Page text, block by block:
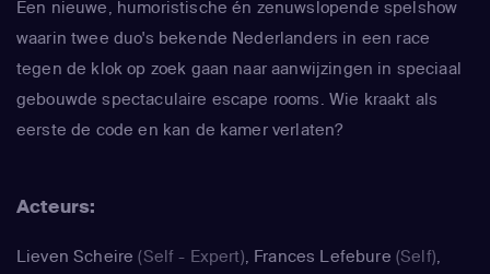
Een nieuwe, humoristische én zenuwslopende spelshow
waarin twee duo's bekende Nederlanders in een race
tegen de klok op zoek gaan naar aanwijzingen in speciaal
gebouwde spectaculaire escape rooms. Wie kraakt als
eerste de code en kan de kamer verlaten?
Acteurs:
Lieven Scheire (Self - Expert), Frances Lefebure (Self),